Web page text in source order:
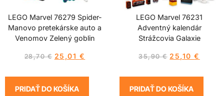
LEGO Marvel 76279 Spider-
Manovo pretekárske auto a
Venomov Zelený goblin
28,70€ 25,01 €
PRIDAŤ DO KOŠÍKA
LEGO Marvel 76231
Adventný kalendár
Strážcovia Galaxie
35,90€ 25,10€
PRIDAŤ DO KOŠÍKA